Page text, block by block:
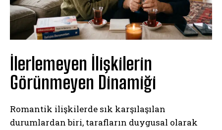
İlerlemeyen İlişkilerin
Görünmeyen Dinamiği
Romantik ilişkilerde sık karşılaşılan
durumlardan biri, tarafların duygusal olarak